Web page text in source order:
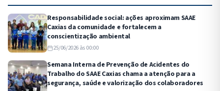
Responsabilidade social: ações aproximam SAAE
Caxias da comunidade e fortalecem a
conscientização ambiental
25/06/2026 às 00:00
Semana Interna de Prevenção de Acidentes do
Trabalho do SAAE Caxias chama a atenção para a
segurança, saúde e valorização dos colaboradores